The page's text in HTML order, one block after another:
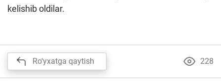
kelishib oldilar.
Ro‘yxatga qaytish 228